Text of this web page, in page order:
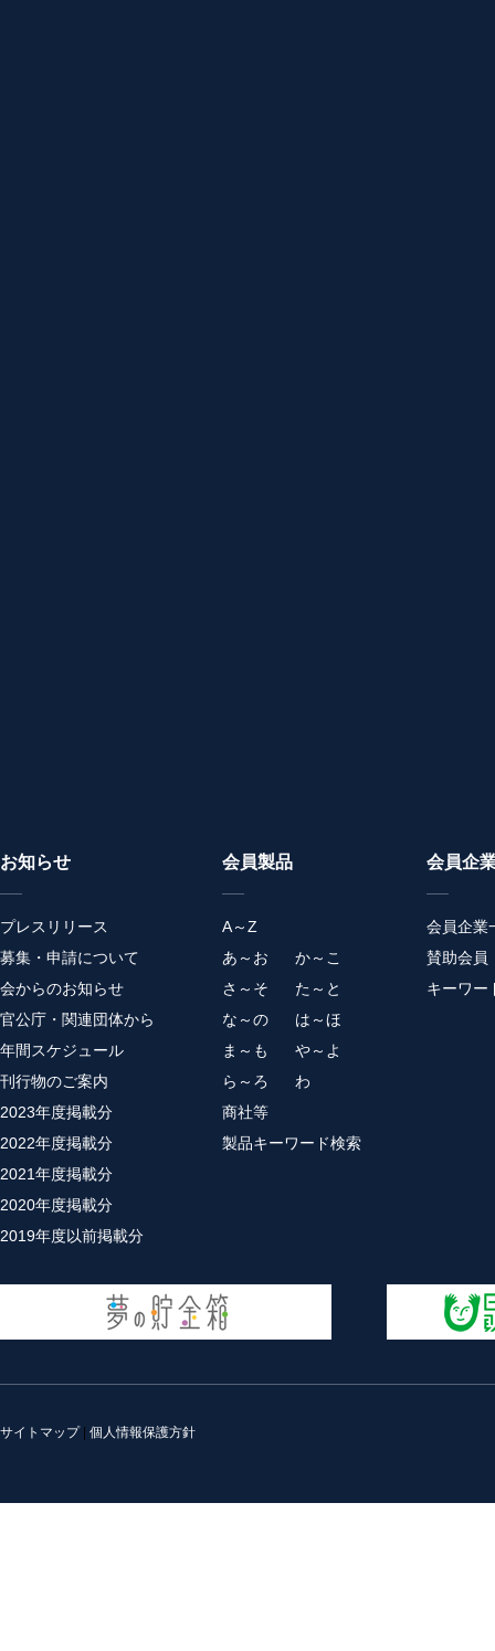
お知らせ
プレスリリース
募集・申請について
会からのお知らせ
官公庁・関連団体から
年間スケジュール
刊行物のご案内
2023年度掲載分
2022年度掲載分
2021年度掲載分
2020年度掲載分
2019年度以前掲載分
会員製品
A～Z
あ～お
か～こ
さ～そ
た～と
な～の
は～ほ
ま～も
や～よ
ら～ろ
わ
商社等
製品キーワード検索
会員企
会員企業
賛助会員
キーワー
サイトマップ| 個人情報保護方針